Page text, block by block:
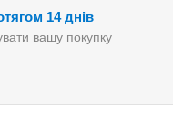
14 днів
вашу покупку